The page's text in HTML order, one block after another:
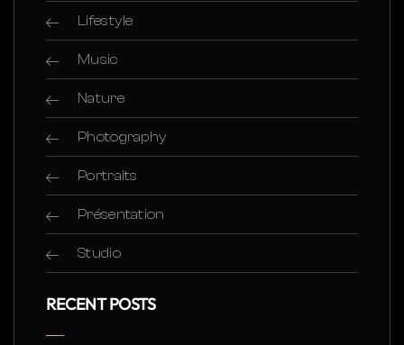
Lifestyle
Music
Nature
Photography
Portraits
Présentation
Studio
RECENT POSTS